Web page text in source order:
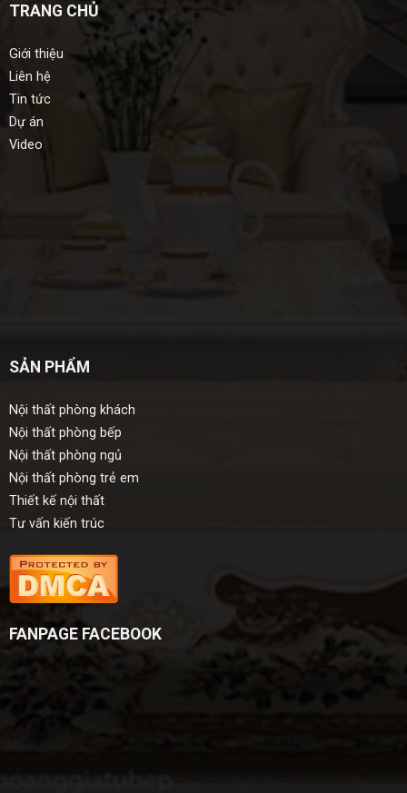
TRANG CHỦ
Giới thiệu
Liên hệ
Tin tức
Dự án
Video
SẢN PHẨM
Nội thất phòng khách
Nội thất phòng bếp
Nội thất phòng ngủ
Nội thất phòng trẻ em
Thiết kế nội thất
Tư vấn kiến trúc
FANPAGE FACEBOOK